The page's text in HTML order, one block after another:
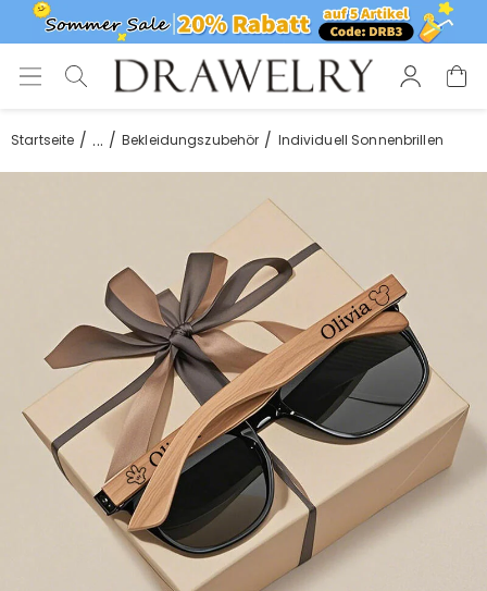
Personalisierte Geschenke zum Geburtstag
Startseite ... Bekleidungszubehör Individuell Sonnenbrillen